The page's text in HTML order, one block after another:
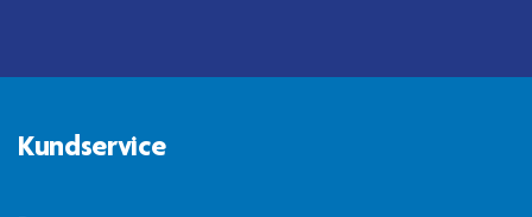
Kundservice